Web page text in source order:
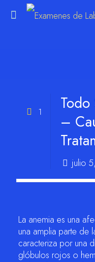
1
–
julio
La anemia es una
una amplia parte de
caracteriza por una
glóbulos rojos o